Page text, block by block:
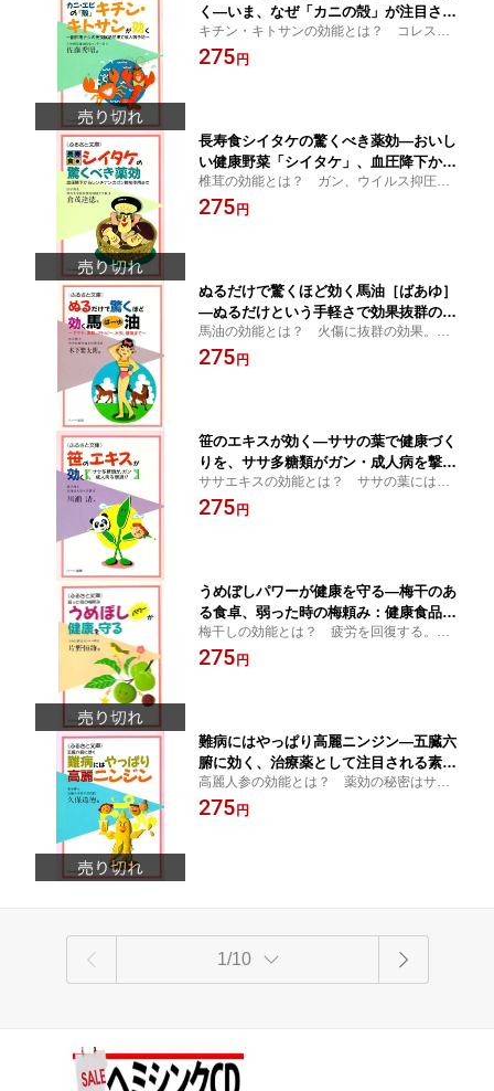
く—いま、なぜ「カニの殻」が注目され
るのか、副作用ナシの免疫賦活効果で成
人病予防：健康食品の効果を解説した書
キチン・キトサンの効能とは？ コレステ
ロールを低下させる。脳卒中や心臓病を予
防する。ガンの抑制効果がある。自然治癒
275 円
長寿食シイタケの驚くべき薬効—おいし
い健康野菜「シイタケ」、血圧降下から
レンチナンのガン抑制効果まで：健康食
品の効果を解説した書籍
椎茸の効能とは？ ガン、ウイルス抑圧に
効果を発揮する。血圧を下げる。コレステ
ロール排除し動脈硬化を緩和する。骨粗鬆
275 円
ぬるだけで驚くほど効く馬油［ばあゆ］
—ぬるだけという手軽さで効果抜群の民
間薬、ヤケド、美肌、アトピー、水虫、
腰痛まで：健康食品の効果を解説した書
馬油の効能とは？ 火傷に抜群の効果。湿
疹・アトピーは入浴後に塗る。筋肉痛神経
痛を鎮める。便秘や痔に効く【シャンプ
275 円
笹のエキスが効く—ササの葉で健康づく
りを、ササ多糖類がガン・成人病を撃
退!!：健康食品の効果を解説した書籍
ササエキスの効能とは？ ササの葉には抗
菌性があり、ガンにも効果がある。意外に
多いササの含有成分、“ササ多糖類”に薬効が
275 円
うめぼしパワーが健康を守る—梅干のあ
る食卓、弱った時の梅頼み：健康食品の
効果を解説した書籍
梅干しの効能とは？ 疲労を回復する。動
脈硬化を予防する。便秘と下痢を解消す
る。免疫力を高めガンを予防する。肝臓の
275 円
難病にはやっぱり高麗ニンジン—五臓六
腑に効く、治療薬として注目される素晴
らしい薬効：健康食品の効果を解説した
書籍
高麗人参の効能とは？ 薬効の秘密はサポ
ニン効果。脳卒中・心筋梗塞を予防。男性
機能アップする。【漢方薬、高麗人参茶、
275 円
1/10